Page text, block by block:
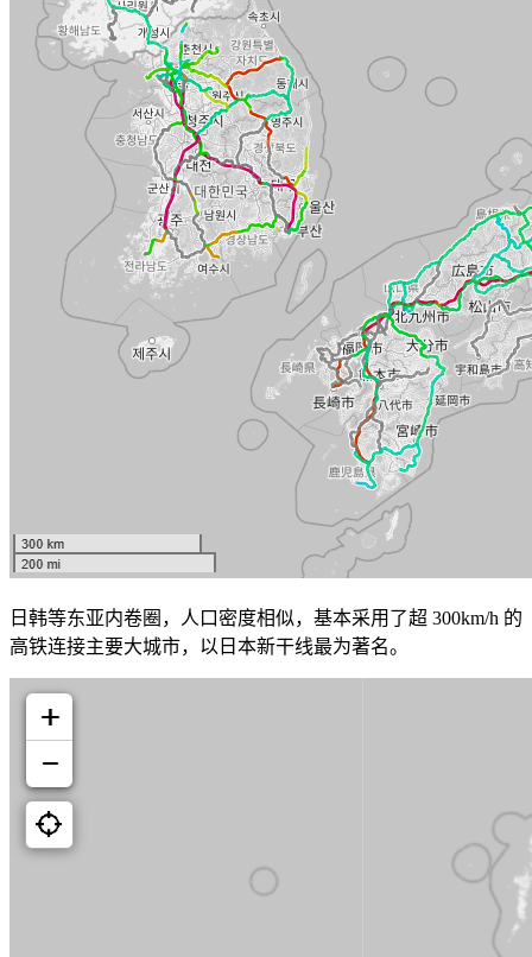
日韩等东亚内卷圈，人口密度相似，基本采用了超 300km/h 的
高铁连接主要大城市，以日本新干线最为著名。